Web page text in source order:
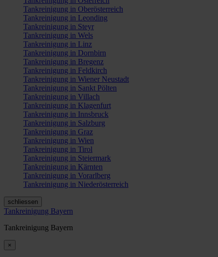
Tankreinigung in Oberösterreich
Tankreinigung in Leonding
Tankreinigung in Steyr
Tankreinigung in Wels
Tankreinigung in Linz
Tankreinigung in Dornbirn
Tankreinigung in Bregenz
Tankreinigung in Feldkirch
Tankreinigung in Wiener Neustadt
Tankreinigung in Sankt Pölten
Tankreinigung in Villach
Tankreinigung in Klagenfurt
Tankreinigung in Innsbruck
Tankreinigung in Salzburg
Tankreinigung in Graz
Tankreinigung in Wien
Tankreinigung in Tirol
Tankreinigung in Steiermark
Tankreinigung in Kärnten
Tankreinigung in Vorarlberg
Tankreinigung in Niederösterreich
schliessen
Tankreinigung Bayern
Tankreinigung Bayern
×